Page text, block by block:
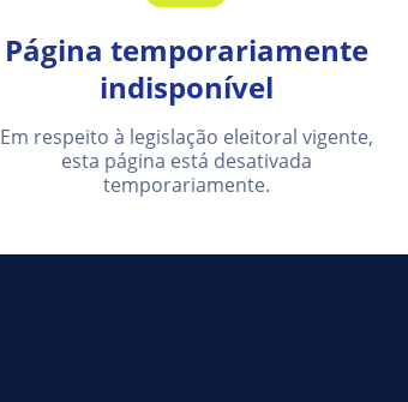
Página temporariamente
indisponível
Em respeito à legislação eleitoral vigente,
esta página está desativada
temporariamente.